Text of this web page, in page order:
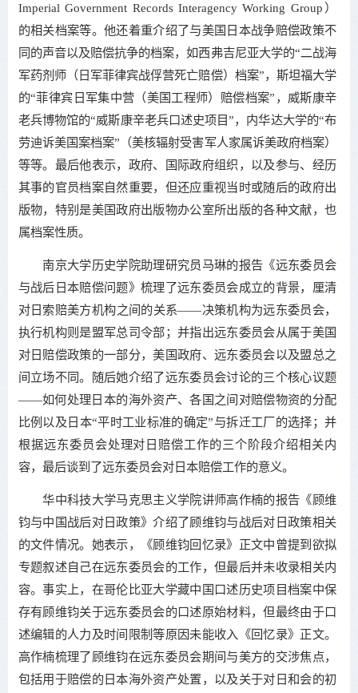
Imperial Government Records Interagency Working Group）
的相关档案等。他还着重介绍了与美国日本战争赔偿政策不
同的声音以及赔偿抗争的档案，如西弗吉尼亚大学的“二战海
军药剂师（日军菲律宾战俘营死亡赔偿）档案”，斯坦福大学
的“菲律宾日军集中营（美国工程师）赔偿档案”，威斯康辛
老兵博物馆的“威斯康辛老兵口述史项目”，内华达大学的“布
劳迪诉美国案档案”（美核辐射受害军人家属诉美政府档案）
等等。最后他表示，政府、国际政府组织，以及参与、经历
其事的官员档案自然重要，但还应重视当时或随后的政府出
版物，特别是美国政府出版物办公室所出版的各种文献，也
属档案性质。
南京大学历史学院助理研究员马琳的报告《远东委员会
与战后日本赔偿问题》梳理了远东委员会成立的背景，厘清
对日索赔美方机构之间的关系——决策机构为远东委员会，
执行机构则是盟军总司令部；并指出远东委员会从属于美国
对日赔偿政策的一部分，美国政府、远东委员会以及盟总之
间立场不同。随后她介绍了远东委员会讨论的三个核心议题
——如何处理日本的海外资产、各国之间对赔偿物资的分配
比例以及日本“平时工业标准的确定”与拆迁工厂的选择；并
根据远东委员会处理对日赔偿工作的三个阶段介绍相关内
容，最后谈到了远东委员会对日本赔偿工作的意义。
华中科技大学马克思主义学院讲师高作楠的报告《顾维
钧与中国战后对日政策》介绍了顾维钧与战后对日政策相关
的文件情况。她表示，《顾维钧回忆录》正文中曾提到欲拟
专题叙述自己在远东委员会的工作，但最后并未收录相关内
容。事实上，在哥伦比亚大学藏中国口述历史项目档案中保
存有顾维钧关于远东委员会的口述原始材料，但最终由于口
述编辑的人力及时间限制等原因未能收入《回忆录》正文。
高作楠梳理了顾维钧在远东委员会期间与美方的交涉焦点，
包括用于赔偿的日本海外资产处置，以及关于对日和会的初